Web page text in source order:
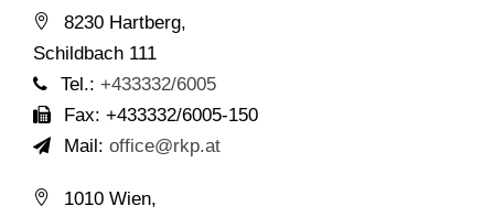
8230 Hartberg,
Schildbach 111
Tel.: +433332/6005
Fax: +433332/6005-150
Mail: office@rkp.at
1010 Wien,